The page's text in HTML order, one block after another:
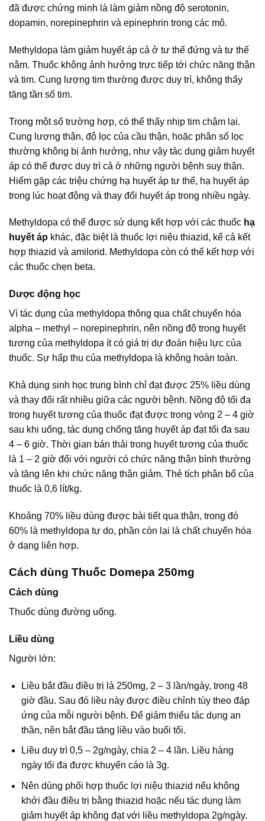
đã được chứng minh là làm giảm nồng độ serotonin,
dopamin, norepinephrin và epinephrin trong các mô.
Methyldopa làm giảm huyết áp cả ở tư thế đứng và tư thế
nằm. Thuốc không ảnh hưởng trực tiếp tới chức năng thận
và tim. Cung lượng tim thường được duy trì, không thấy
tăng tần số tim.
Trong một số trường hợp, có thể thấy nhịp tim chậm lại.
Cung lượng thận, độ lọc của cầu thận, hoặc phân số lọc
thường không bị ảnh hưởng, như vậy tác dụng giảm huyết
áp có thể được duy trì cả ở những người bệnh suy thận.
Hiếm gặp các triệu chứng hạ huyết áp tư thế, hạ huyết áp
trong lúc hoạt động và thay đổi huyết áp trong nhiều ngày.
Methyldopa có thể được sử dụng kết hợp với các thuốc hạ
huyết áp khác, đặc biệt là thuốc lợi niệu thiazid, kể cả kết
hợp thiazid và amilorid. Methyldopa còn có thể kết hợp với
các thuốc chẹn beta.
Dược động học
Vì tác dụng của methyldopa thông qua chất chuyển hóa
alpha – methyl – norepinephrin, nên nồng độ trong huyết
tương của methyldopa ít có giá trị dự đoán hiệu lực của
thuốc. Sự hấp thu của methyldopa là không hoàn toàn.
Khả dụng sinh học trung bình chỉ đạt được 25% liều dùng
và thay đổi rất nhiều giữa các người bệnh. Nồng độ tối đa
trong huyết tương của thuốc đạt được trong vòng 2 – 4 giờ
sau khi uống, tác dụng chống tăng huyết áp đạt tối đa sau
4 – 6 giờ. Thời gian bán thải trong huyết tương của thuốc
là 1 – 2 giờ đối với người có chức năng thận bình thường
và tăng lên khi chức năng thận giảm. Thẻ tích phân bố của
thuốc là 0,6 lít/kg.
Khoảng 70% liều dùng được bài tiết qua thận, trong đó
60% là methyldopa tự do, phần còn lại là chất chuyển hóa
ở dạng liên hợp.
Cách dùng Thuốc Domepa 250mg
Cách dùng
Thuốc dùng đường uống.
Liều dùng
Người lớn:
Liều bắt đầu điều trị là 250mg, 2 – 3 lần/ngày, trong 48
giờ đầu. Sau đó liều này được điều chỉnh tùy theo đáp
ứng của mỗi người bệnh. Để giảm thiểu tác dụng an
thần, nên bắt đầu tăng liều vào buổi tối.
Liều duy trì 0,5 – 2g/ngày, chia 2 – 4 lần. Liều hàng
ngày tối đa được khuyến cáo là 3g.
Nên dùng phối hợp thuốc lợi niệu thiazid nếu không
khởi đầu điều trị bằng thiazid hoặc nếu tác dụng làm
giảm huyết áp không đạt với liều methyldopa 2g/ngày.